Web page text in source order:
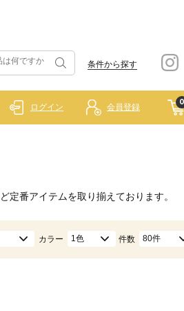
条件から探す
0
ログイン 会員登録
定番アイテムを取り揃えております。
カラー 1色 件数 80件